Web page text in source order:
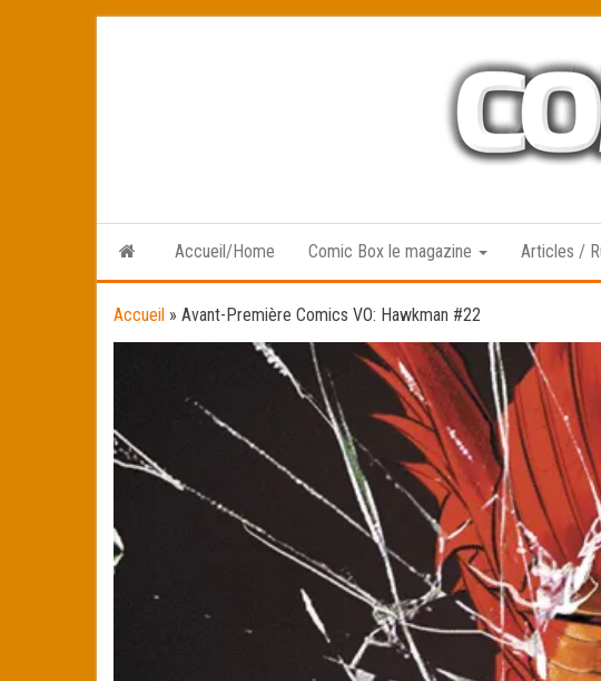
Accueil/Home Comic Box le magazine Articles /
Accueil » Avant-Première Comics VO: Hawkman #22